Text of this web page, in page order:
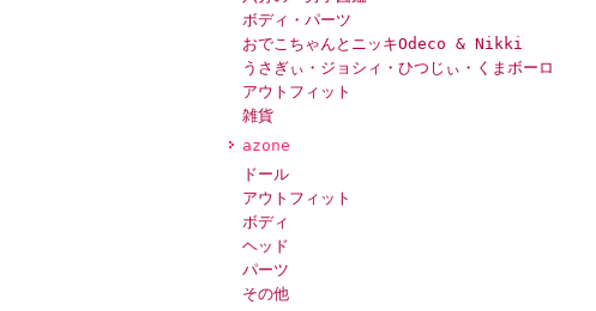
ボディ・パーツ
おでこちゃんとニッキOdeco & Nikki
うさぎぃ・ジョシィ・ひつじぃ・くまボーロ
アウトフィット
雑貨
azone
ドール
アウトフィット
ボディ
ヘッド
パーツ
その他